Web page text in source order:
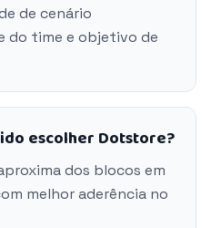
de cenário
do time e objetivo de
escolher Dotstore?
dos blocos em
melhor aderência no